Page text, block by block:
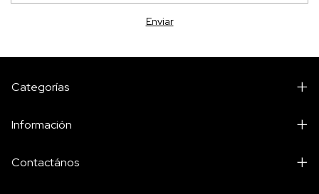
Categorías
Información
Contactános